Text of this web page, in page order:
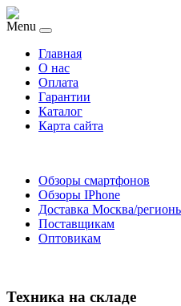
Menu
Главная
O нас
Оплата
Гарантии
Каталог
Карта сайта
Обзоры смартфонов
Обзоры IPhone
Доставка Москва/
Поставщикам
Оптовикам
Техника на складе